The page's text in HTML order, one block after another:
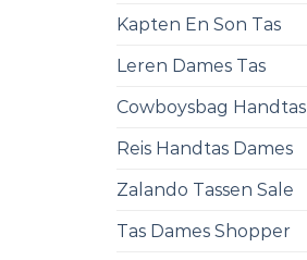
Kapten En Son Tas
Leren Dames Tas
Cowboysbag Handtas
Reis Handtas Dames
Zalando Tassen Sale
Tas Dames Shopper